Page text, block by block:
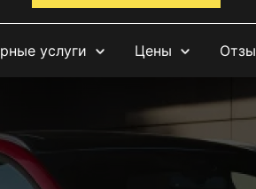
услуги Цены